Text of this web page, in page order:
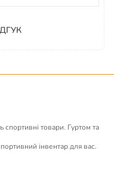
спортивні товари. Гуртом та
інвентар для вас.